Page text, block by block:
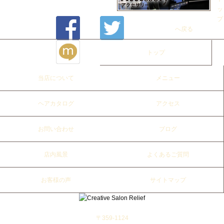
ッ
プ
へ戻る
トップ
当店について メニュー
ヘアカタログ アクセス
お問い合わせ ブログ
店内風景 よくあるご質問
お客様の声 サイトマップ
〒359-1124